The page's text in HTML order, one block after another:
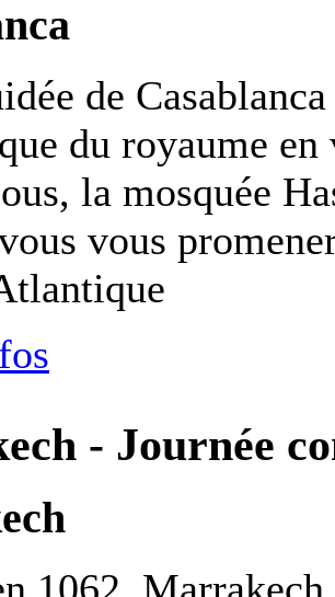
de
du royaume
la mosquée
vous
- Journée